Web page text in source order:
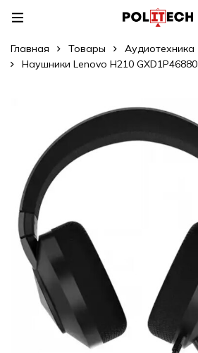
Главная Товары
Аудиотехника
Наушники Lenovo H210 GXD1P46880